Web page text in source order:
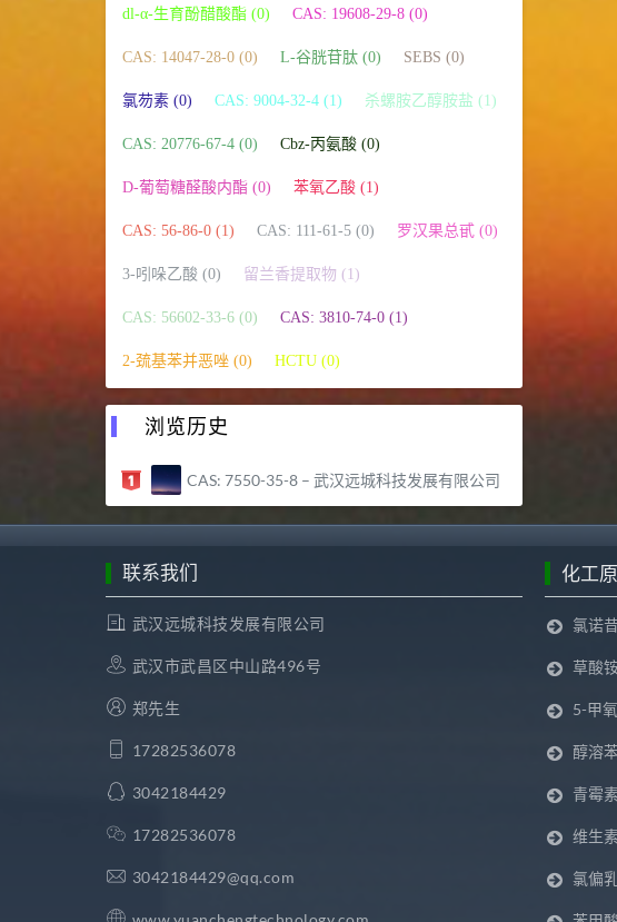
dl-α-生育酚醋酸酯 (0) CAS: 19608-29-8 (0)
CAS: 14047-28-0 (0) L-谷胱苷肽 (0) SEBS (0)
氯芴素 (0) CAS: 9004-32-4 (1) 杀螺胺乙醇胺盐 (1)
CAS: 20776-67-4 (0) Cbz-丙氨酸 (0)
D-葡萄糖醛酸内酯 (0) 苯氧乙酸 (1)
CAS: 56-86-0 (1) CAS: 111-61-5 (0) 罗汉果总甙 (0)
3-吲哚乙酸 (0) 留兰香提取物 (1)
CAS: 56602-33-6 (0) CAS: 3810-74-0 (1)
2-巯基苯并恶唑 (0) HCTU (0)
浏览历史
CAS: 7550-35-8 – 武汉远城科技发展有限公司
联系我们
武汉远城科技发展有限公司
武汉市武昌区中山路496号
郑先生
17282536078
3042184429
17282536078
3042184429@qq.com
化工
氯诺
草酸
5-甲
醇溶
青霉
维生
氯偏